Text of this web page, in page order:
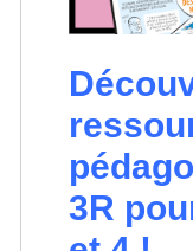
3R